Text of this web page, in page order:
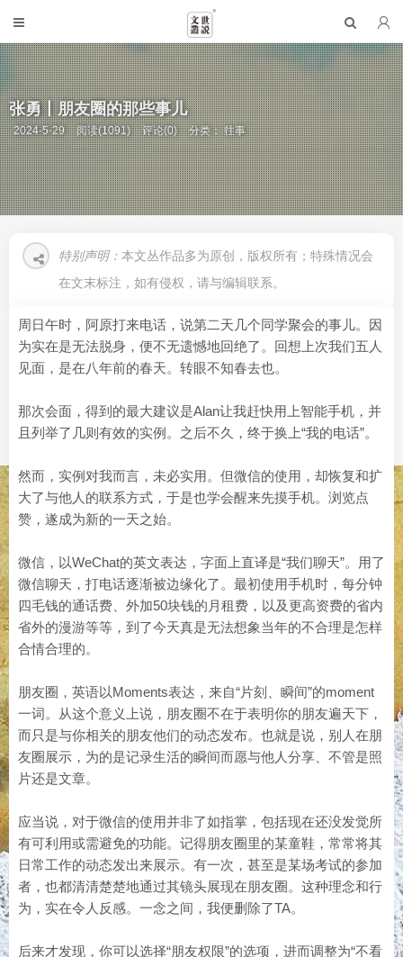
张勇丨朋友圈的那些事儿
2024-5-29 阅读(1091) 评论(0) 分类：往事
特别声明： 本文丛作品多为原创，版权所有；特殊情况会
在文末标注，如有侵权，请与编辑联系。
周日午时，阿原打来电话，说第二天几个同学聚会的事儿。因
为实在是无法脱身，便不无遗憾地回绝了。回想上次我们五人
见面，是在八年前的春天。转眼不知春去也。
那次会面，得到的最大建议是Alan让我赶快用上智能手机，并
且列举了几则有效的实例。之后不久，终于换上“我的电话”。
然而，实例对我而言，未必实用。但微信的使用，却恢复和扩
大了与他人的联系方式，于是也学会醒来先摸手机。浏览点
赞，遂成为新的一天之始。
微信，以WeChat的英文表达，字面上直译是“我们聊天”。用了
微信聊天，打电话逐渐被边缘化了。最初使用手机时，每分钟
四毛钱的通话费、外加50块钱的月租费，以及更高资费的省内
省外的漫游等等，到了今天真是无法想象当年的不合理是怎样
合情合理的。
朋友圈，英语以Moments表达，来自“片刻、瞬间”的moment
一词。从这个意义上说，朋友圈不在于表明你的朋友遍天下，
而只是与你相关的朋友他们的动态发布。也就是说，别人在朋
友圈展示，为的是记录生活的瞬间而愿与他人分享、不管是照
片还是文章。
应当说，对于微信的使用并非了如指掌，包括现在还没发觉所
有可利用或需避免的功能。记得朋友圈里的某童鞋，常常将其
日常工作的动态发出来展示。有一次，甚至是某场考试的参加
者，也都清清楚楚地通过其镜头展现在朋友圈。这种理念和行
为，实在令人反感。一念之间，我便删除了TA。
后来才发现，你可以选择“朋友权限”的选项，进而调整为“不看